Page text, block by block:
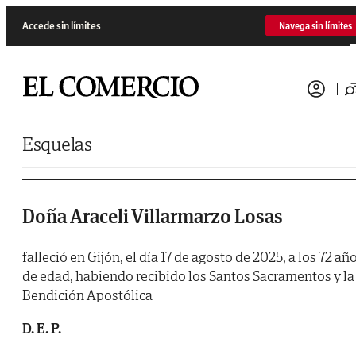
Accede sin límites Navega sin límites
Esquelas
Doña Araceli Villarmarzo Losas
falleció en Gijón, el día 17 de agosto de 2025, a los 72
de edad, habiendo recibido los Santos Sacramentos y la
Bendición Apostólica
D. E. P.